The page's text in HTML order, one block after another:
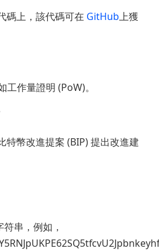
碼上，該代碼可在 GitHub上獲
工作量證明 (PoW)。
特幣改進提案 (BIP) 提出改進建
串，例如，